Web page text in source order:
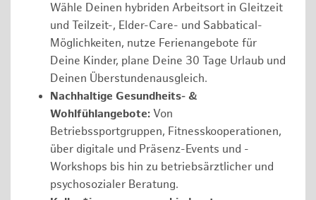
Wähle Deinen hybriden Arbeitsort in Gleitzeit
und Teilzeit-, Elder-Care- und Sabbatical-
Möglichkeiten, nutze Ferienangebote für
Deine Kinder, plane Deine 30 Tage Urlaub und
Deinen Überstundenausgleich.
Nachhaltige Gesundheits- &
Wohlfühlangebote: Von
Betriebssportgruppen, Fitnesskooperationen,
über digitale und Präsenz-Events und -
Workshops bis hin zu betriebsärztlicher und
psychosozialer Beratung.